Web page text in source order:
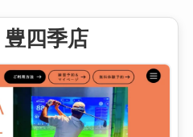
四季店